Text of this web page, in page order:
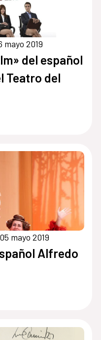
mayo 2019
del español
Teatro del
mayo 2019
Alfredo